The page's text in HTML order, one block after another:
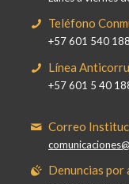
Teléfono
+57 601 540
Línea
+57 601 5 40
Correo
Denuncias por